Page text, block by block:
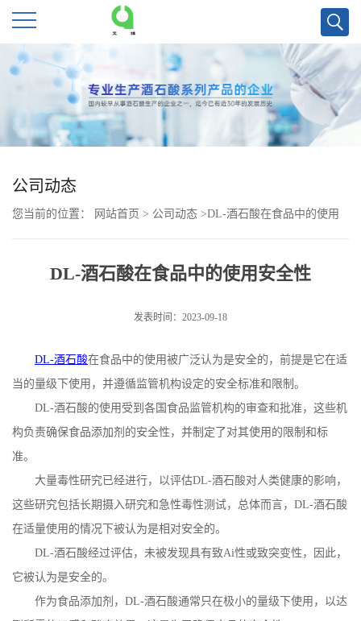
公
首
页
公
公
司
态
产
公司动态
您当前的位置： 网站首页 > 公司动态 >DL-酒石酸在食品中的使用
DL-酒石酸在食品中的使用安全性
发表时间：2023-09-18
DL-酒石酸在食品中的使用被广泛认为是安全的，前提是它在适
当的量级下使用，并遵循监管机构设定的安全标准和限制。
DL-酒石酸的使用受到各国食品监管机构的审查和批准，这些机
构负责确保食品添加剂的安全性，并制定了对其使用的限制和标
准。
大量毒性研究已经进行，以评估DL-酒石酸对人类健康的影响，
这些研究包括长期摄入研究和急性毒性测试，总体而言， DL-酒石酸
在适量使用的情况下被认为是相对安全的。
DL-酒石酸经过评估，未被发现具有致Ai性或致突变性，因此，
它被认为是安全的。
作为食品添加剂， DL-酒石酸通常只在极小的量级下使用，以达